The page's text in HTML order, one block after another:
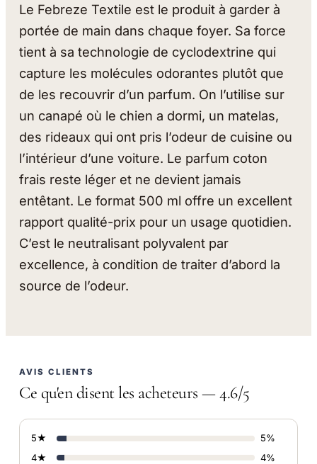
Le Febreze Textile est le produit à garder à
portée de main dans chaque foyer. Sa force
tient à sa technologie de cyclodextrine qui
capture les molécules odorantes plutôt que
de les recouvrir d’un parfum. On l’utilise sur
un canapé où le chien a dormi, un matelas,
des rideaux qui ont pris l’odeur de cuisine ou
l’intérieur d’une voiture. Le parfum coton
frais reste léger et ne devient jamais
entêtant. Le format 500 ml offre un excellent
rapport qualité-prix pour un usage quotidien.
C’est le neutralisant polyvalent par
excellence, à condition de traiter d’abord la
source de l’odeur.
AVIS CLIENTS
Ce qu'en disent les acheteurs — 4.6/5
5★
5%
4★
4%